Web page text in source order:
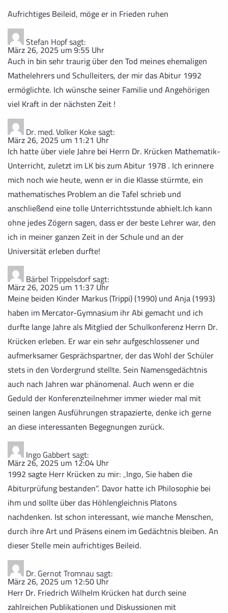
Aufrichtiges Beileid, möge er in Frieden ruhen
Stefan Hopfsagt:
März 26, 2025 um 9:55 Uhr
Auch in bin sehr traurig über den Tod meines ehemaligen
Mathelehrers und Schulleiters, der mir das Abitur 1992
ermöglichte. Ich wünsche seiner Familie und Angehörigen
viel Kraft in der nächsten Zeit !
Dr. med. Volker Kokesagt:
März 26, 2025 um 11:21 Uhr
Ich hatte über viele Jahre bei Herrn Dr. Krücken Mathematik-
Unterricht, zuletzt im LK bis zum Abitur 1978 . Ich erinnere
mich noch wie heute, wenn er in die Klasse stürmte, ein
mathematisches Problem an die Tafel schrieb und
anschließend eine tolle Unterrichtsstunde abhielt.Ich kann
ohne jedes Zögern sagen, dass er der beste Lehrer war, den
ich in meiner ganzen Zeit in der Schule und an der
Universität erleben durfte!
Bärbel Trippelsdorfsagt:
März 26, 2025 um 11:37 Uhr
Meine beiden Kinder Markus (Trippi) (1990) und Anja (1993)
haben im Mercator-Gymnasium ihr Abi gemacht und ich
durfte lange Jahre als Mitglied der Schulkonferenz Herrn Dr.
Krücken erleben. Er war ein sehr aufgeschlossener und
aufmerksamer Gesprächspartner, der das Wohl der Schüler
stets in den Vordergrund stellte. Sein Namensgedächtnis
auch nach Jahren war phänomenal. Auch wenn er die
Geduld der Konferenzteilnehmer immer wieder mal mit
seinen langen Ausführungen strapazierte, denke ich gerne
an diese interessanten Begegnungen zurück.
Ingo Gabbertsagt:
März 26, 2025 um 12:04 Uhr
1992 sagte Herr Krücken zu mir: „Ingo, Sie haben die
Abiturprüfung bestanden“. Davor hatte ich Philosophie bei
ihm und sollte über das Höhlengleichnis Platons
nachdenken. Ist schon interessant, wie manche Menschen,
durch ihre Art und Präsens einem im Gedächtnis bleiben. An
dieser Stelle mein aufrichtiges Beileid.
Dr. Gernot Tromnausagt:
März 26, 2025 um 12:50 Uhr
Herr Dr. Friedrich Wilhelm Krücken hat durch seine
zahlreichen Publikationen und Diskussionen mit